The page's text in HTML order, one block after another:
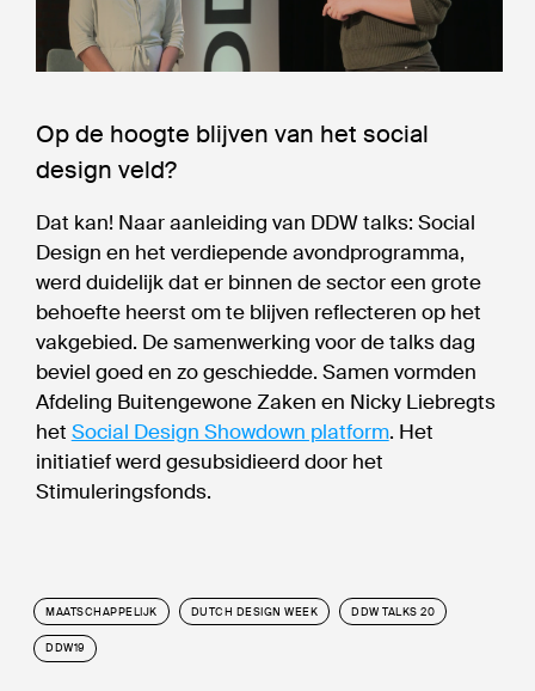
MAATSCHAPPELIJK DUTCH DESIGN WEEK DDW TALKS 20
DDW19
Op de hoogte blijven van het social
design veld?
Dat kan! Naar aanleiding van DDW talks: Social
Design en het verdiepende avondprogramma,
werd duidelijk dat er binnen de sector een grote
behoefte heerst om te blijven reflecteren op het
vakgebied. De samenwerking voor de talks dag
beviel goed en zo geschiedde. Samen vormden
Afdeling Buitengewone Zaken en Nicky Liebregts
het Social Design Showdown platform. Het
initiatief werd gesubsidieerd door het
Stimuleringsfonds.